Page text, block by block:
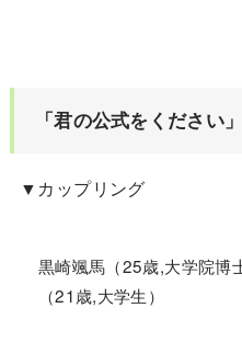
「君の公式をください
▼カップリング
黒崎颯馬（25歳,大学院
（21歳,大学生）